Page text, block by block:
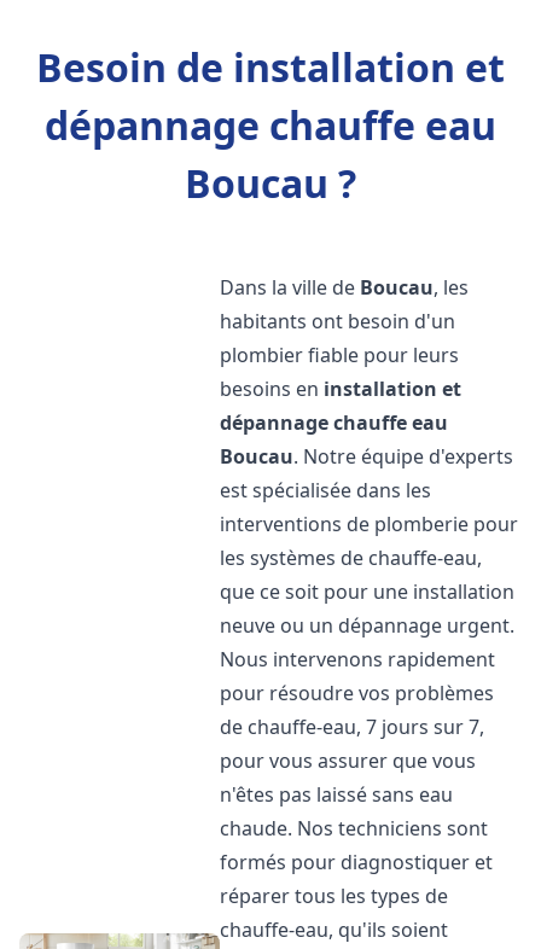
Besoin de installation et
dépannage chauffe eau
Boucau ?
Dans la ville de Boucau, les
habitants ont besoin d'un
plombier fiable pour leurs
besoins en installation et
dépannage chauffe eau
Boucau. Notre équipe d'experts
est spécialisée dans les
interventions de plomberie pour
les systèmes de chauffe-eau,
que ce soit pour une installation
neuve ou un dépannage urgent.
Nous intervenons rapidement
pour résoudre vos problèmes
de chauffe-eau, 7 jours sur 7,
pour vous assurer que vous
n'êtes pas laissé sans eau
chaude. Nos techniciens sont
formés pour diagnostiquer et
réparer tous les types de
chauffe-eau, qu'ils soient